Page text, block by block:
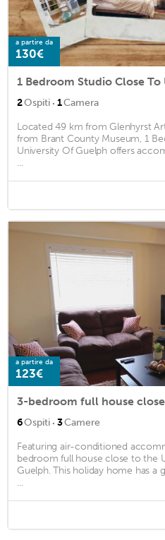
a partire da
130€
1 Bedroom Studio Close
2Ospiti · 1Camera
Located 49 km from Glenhyrst
from Brant County Museum, 1
University Of Guelph offers
...
a partire da
123€
3-bedroom full house
6Ospiti · 3Camere
Featuring air-conditioned
bedroom full house close to the
Guelph. This holiday home has a
...